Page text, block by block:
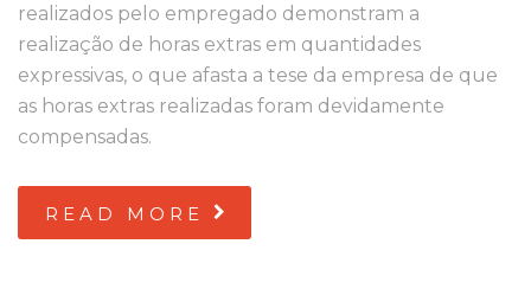
realizados pelo empregado demonstram a
realização de horas extras em quantidades
expressivas, o que afasta a tese da empresa de que
as horas extras realizadas foram devidamente
compensadas.
READ MORE